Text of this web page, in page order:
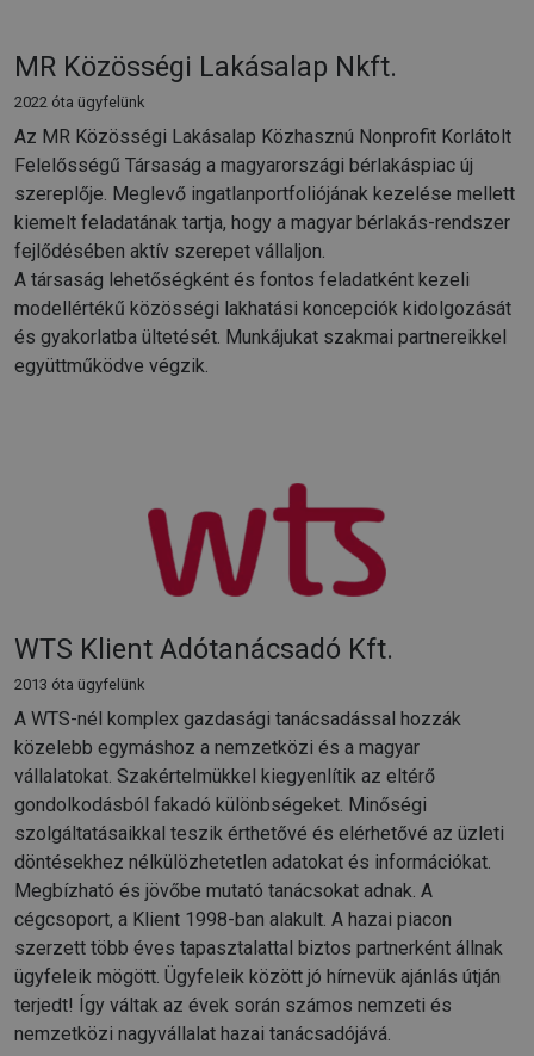
MR Közösségi Lakásalap Nkft.
2022 óta ügyfelünk
Az MR Közösségi Lakásalap Közhasznú Nonprofit Korlátolt
Felelősségű Társaság a magyarországi bérlakáspiac új
szereplője. Meglevő ingatlanportfoliójának kezelése mellett
kiemelt feladatának tartja, hogy a magyar bérlakás-rendszer
fejlődésében aktív szerepet vállaljon.
A társaság lehetőségként és fontos feladatként kezeli
modellértékű közösségi lakhatási koncepciók kidolgozását
és gyakorlatba ültetését. Munkájukat szakmai partnereikkel
együttműködve végzik.
WTS Klient Adótanácsadó Kft.
2013 óta ügyfelünk
A WTS-nél komplex gazdasági tanácsadással hozzák
közelebb egymáshoz a nemzetközi és a magyar
vállalatokat. Szakértelmükkel kiegyenlítik az eltérő
gondolkodásból fakadó különbségeket. Minőségi
szolgáltatásaikkal teszik érthetővé és elérhetővé az üzleti
döntésekhez nélkülözhetetlen adatokat és információkat.
Megbízható és jövőbe mutató tanácsokat adnak. A
cégcsoport, a Klient 1998-ban alakult. A hazai piacon
szerzett több éves tapasztalattal biztos partnerként állnak
ügyfeleik mögött. Ügyfeleik között jó hírnevük ajánlás útján
terjedt! Így váltak az évek során számos nemzeti és
nemzetközi nagyvállalat hazai tanácsadójává.